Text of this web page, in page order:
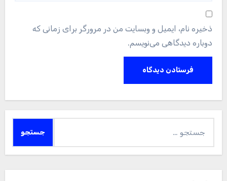
ذخیره نام، ایمیل و وبسایت من در مرورگر برای زمانی که
دوباره دیدگاهی می‌نویسم.
برای: